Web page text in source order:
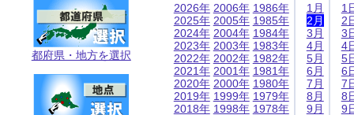
都府県・地方を選択
2026年
2025年
2024年
2023年
2022年
2021年
2020年
2019年
2018年
2006年
2005年
2004年
2003年
2002年
2001年
2000年
1999年
1998年
1986年
1985年
1984年
1983年
1982年
1981年
1980年
1979年
1978年
1月
2月
3月
4月
5月
6月
7月
8月
9月
1
2
3
4
5
6
7
8
9